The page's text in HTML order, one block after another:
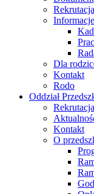
Dla
Kontakt
Rodo
Oddział
Kontakt
O